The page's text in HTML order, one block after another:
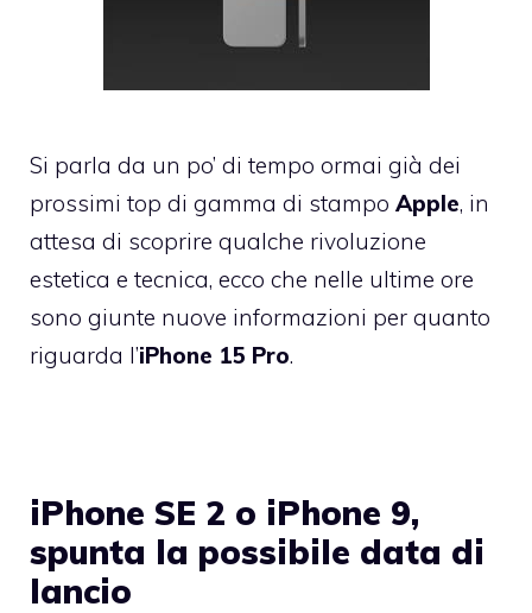
Si parla da un po’ di tempo ormai già dei
prossimi top di gamma di stampo Apple, in
attesa di scoprire qualche rivoluzione
estetica e tecnica, ecco che nelle ultime ore
sono giunte nuove informazioni per quanto
riguarda l’iPhone 15 Pro.
iPhone SE 2 o iPhone 9,
spunta la possibile data di
lancio